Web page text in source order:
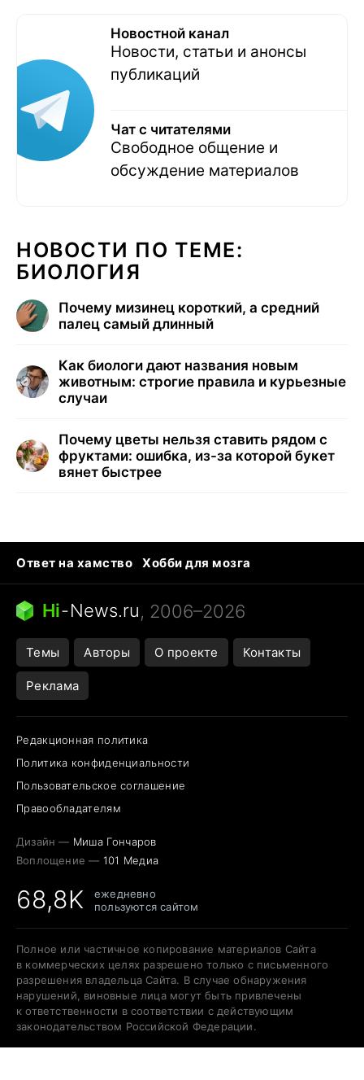
Новостной канал
Новости, статьи и анонсы
публикаций
Чат с читателями
Свободное общение и
обсуждение материалов
НОВОСТИ ПО ТЕМЕ:
БИОЛОГИЯ
Почему мизинец короткий, а средний
палец самый длинный
Как биологи дают названия новым
животным: строгие правила и курьезные
случаи
Почему цветы нельзя ставить рядом с
фруктами: ошибка, из-за которой букет
вянет быстрее
Ответ на хамство
Хобби для мозга
Бензин 100 и 95
Тунцы в океанариуме
Следующая пандемия
Hi-News.ru, 2006–2026
Темы Авторы О проекте Контакты
Реклама
Редакционная политика
Политика конфиденциальности
Пользовательское соглашение
Правообладателям
Дизайн — Миша Гончаров
Воплощение — 101 Медиа
68,8K
ежедневно
пользуются сайтом
Полное или частичное копирование материалов Сайта
в коммерческих целях разрешено только с письменного
разрешения владельца Сайта. В случае обнаружения
нарушений, виновные лица могут быть привлечены
к ответственности в соответствии с действующим
законодательством Российской Федерации.